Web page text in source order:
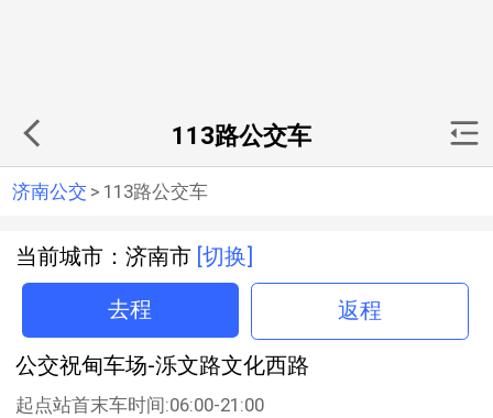
113路公交车
济南公交 > 113路公交车
当前城市：济南市 [切换]
去程 返程
公交祝甸车场-泺文路文化西路
起点站首末车时间:06:00-21:00